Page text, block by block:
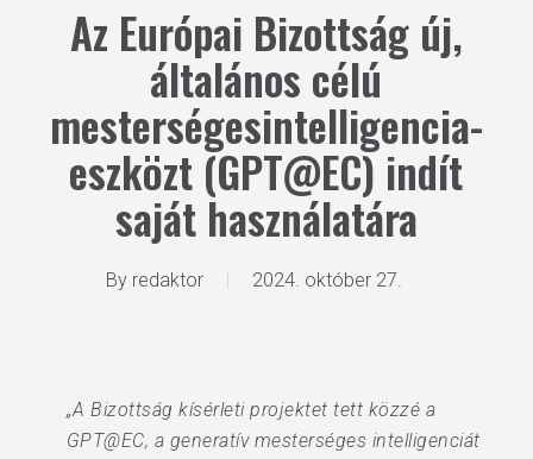
Az Európai Bizottság új,
általános célú
mesterségesintelligencia-
eszközt (GPT@EC) indít
saját használatára
By redaktor 2024. október 27.
„A Bizottság kísérleti projektet tett közzé a
GPT@EC, a generatív mesterséges intelligenciát